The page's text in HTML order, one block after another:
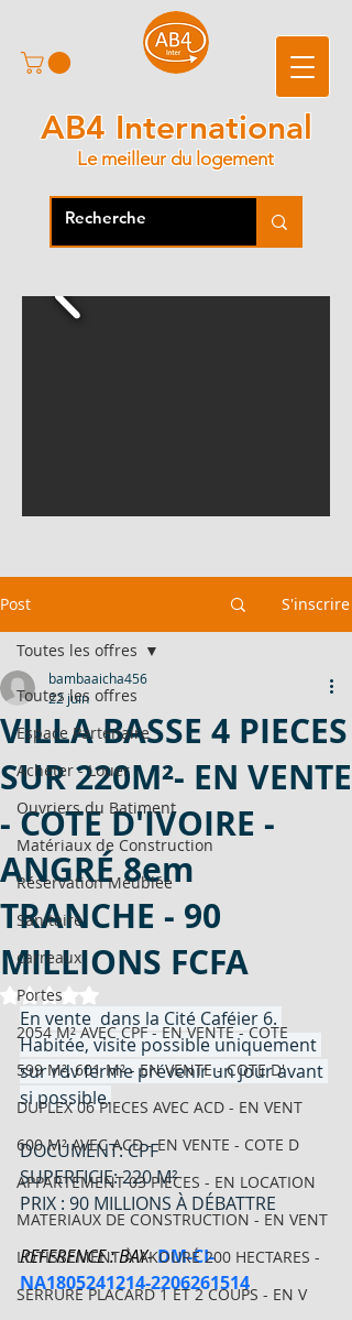
AB4 International
Le meilleur du logement
Post S'inscrire
Toutes les offres
Espace Partenaire
Acheter - Louer
Ouvriers du Batiment
Matériaux de Construction
Réservation Meublée
Sanitaire
carreaux
Portes
2054 M² AVEC CPF - EN VENTE - COTE
599 M², 601 M² - EN VENTE - COTE D'
DUPLEX 06 PIECES AVEC ACD - EN VENT
600 M² AVEC ACD - EN VENTE - COTE D
APPARTEMENT 03 PIECES - EN LOCATION
MATERIAUX DE CONSTRUCTION - EN VENT
LOTISSEMENT À AKOURÉ 200 HECTARES -
SERRURE PLACARD 1 ET 2 COUPS - EN V
Toutes les offres
VILLA BASSE 4 PIECES
SUR 220M²- EN VENTE
- COTE D'IVOIRE -
ANGRÉ 8em
TRANCHE - 90
MILLIONS FCFA
bambaaicha456
22 juin
Noté NaN étoiles sur 5.
En vente  dans la Cité Caféier 6.
Habitée, visite possible uniquement
sur rdv ferme prévenir un jour avant
si possible.
DOCUMENT: CPF
SUPERFICIE: 220 M²
PRIX : 90 MILLIONS À DÉBATTRE
REFERENCE : BAY- DM-CI-
NA1805241214-2206261514